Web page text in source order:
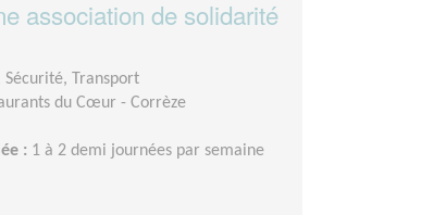
association de solidarité
Sécurité, Transport
du Cœur - Corrèze
: 1 à 2 demi journées par semaine